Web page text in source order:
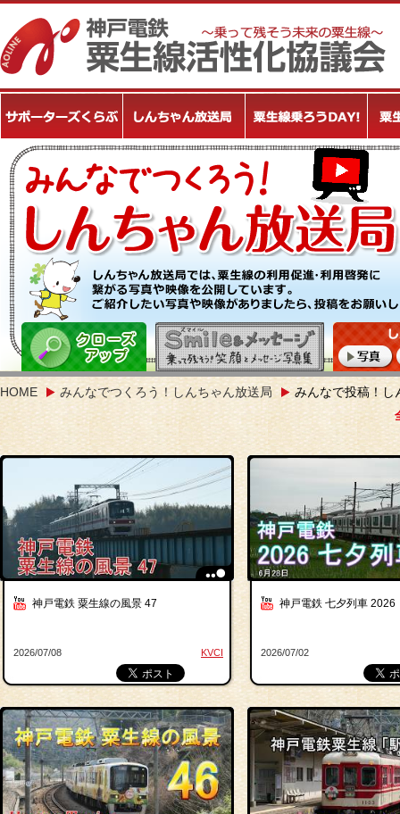
HOME みんなでつくろう！しんちゃん放送局 みんなで投稿！し
神戸電鉄 粟生線の風景 47
KVCI
2026/07/08
神戸電鉄 七夕列車 2026
2026/07/02